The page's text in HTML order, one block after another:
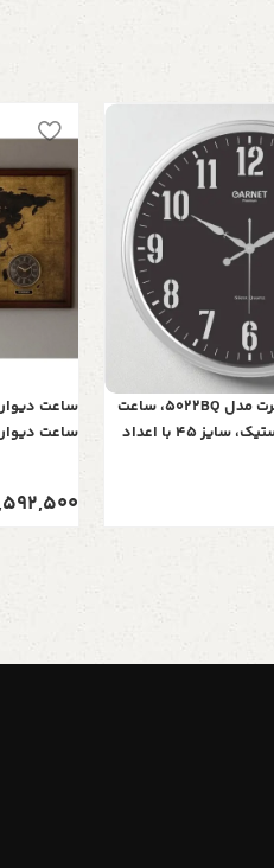
ساعت دیواری شوبرت مدل 5022BQ، ساعت
دیواری با فریم پلاستیک، سایز 45 با اعداد
ساعت